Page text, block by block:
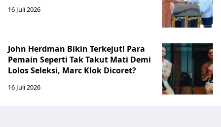
16 Juli 2026
John Herdman Bikin Terkejut! Para
Pemain Seperti Tak Takut Mati Demi
Lolos Seleksi, Marc Klok Dicoret?
16 Juli 2026